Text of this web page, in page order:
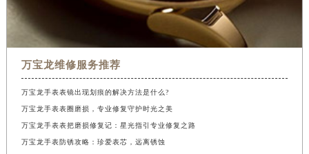
万宝龙维修服务推荐
万宝龙手表表镜出现划痕的解决方法是什么?
万宝龙手表表圈磨损，专业修复守护时光之美
万宝龙手表表把磨损修复记：星光指引专业修复之路
万宝龙手表防锈攻略：珍爱表芯，远离锈蚀